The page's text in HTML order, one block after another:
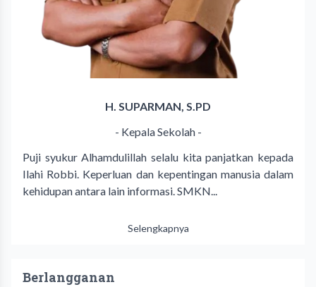
H. SUPARMAN, S.PD
- Kepala Sekolah -
Puji syukur Alhamdulillah selalu kita panjatkan kepada
Ilahi Robbi. Keperluan dan kepentingan manusia dalam
kehidupan antara lain informasi. SMKN...
Selengkapnya
Berlangganan